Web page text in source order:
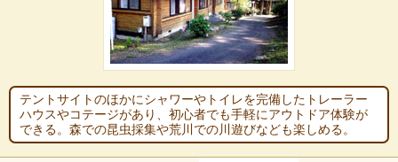
テントサイトのほかにシャワーやトイレを完備したトレーラー
ハウスやコテージがあり、初心者でも手軽にアウトドア体験が
できる。森での昆虫採集や荒川での川遊びなども楽しめる。